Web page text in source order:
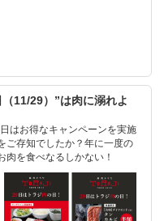
11/29）”は肉に溺れよ
はお得なキャンペーンを実施
ご存知でしたか？年に一度の
肉を食べなるしかない！